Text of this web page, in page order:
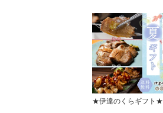
★伊達のくらギフト★